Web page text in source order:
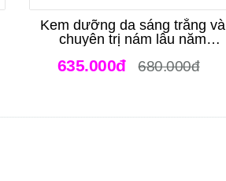
Kem dưỡng da sáng trắng và
chuyên trị nám lâu năm
635.000đ 680.000đ